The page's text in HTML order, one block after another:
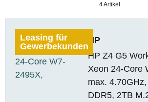
4 Artikel
Leasing für
Gewerbekunden
HP
HP Z4 G5
Xeon 24-Core
max.
DDR5, 2TB